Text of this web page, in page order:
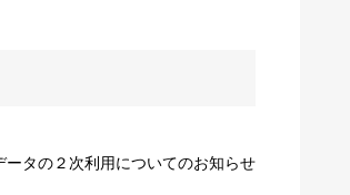
ータの２次利用についてのお知らせ